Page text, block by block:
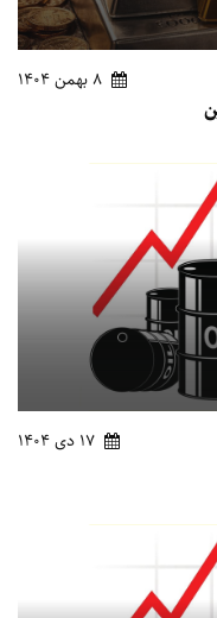
8 بهمن 1404
17 دی 1404